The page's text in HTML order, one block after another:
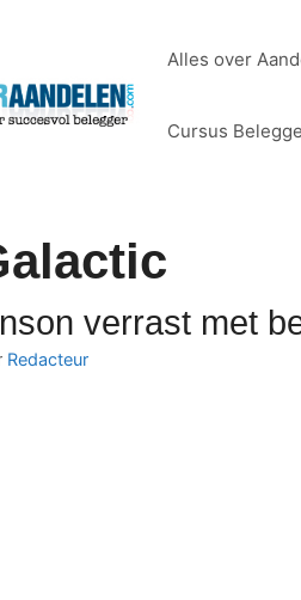
Alles over
Cursus
verrast met
Redacteur